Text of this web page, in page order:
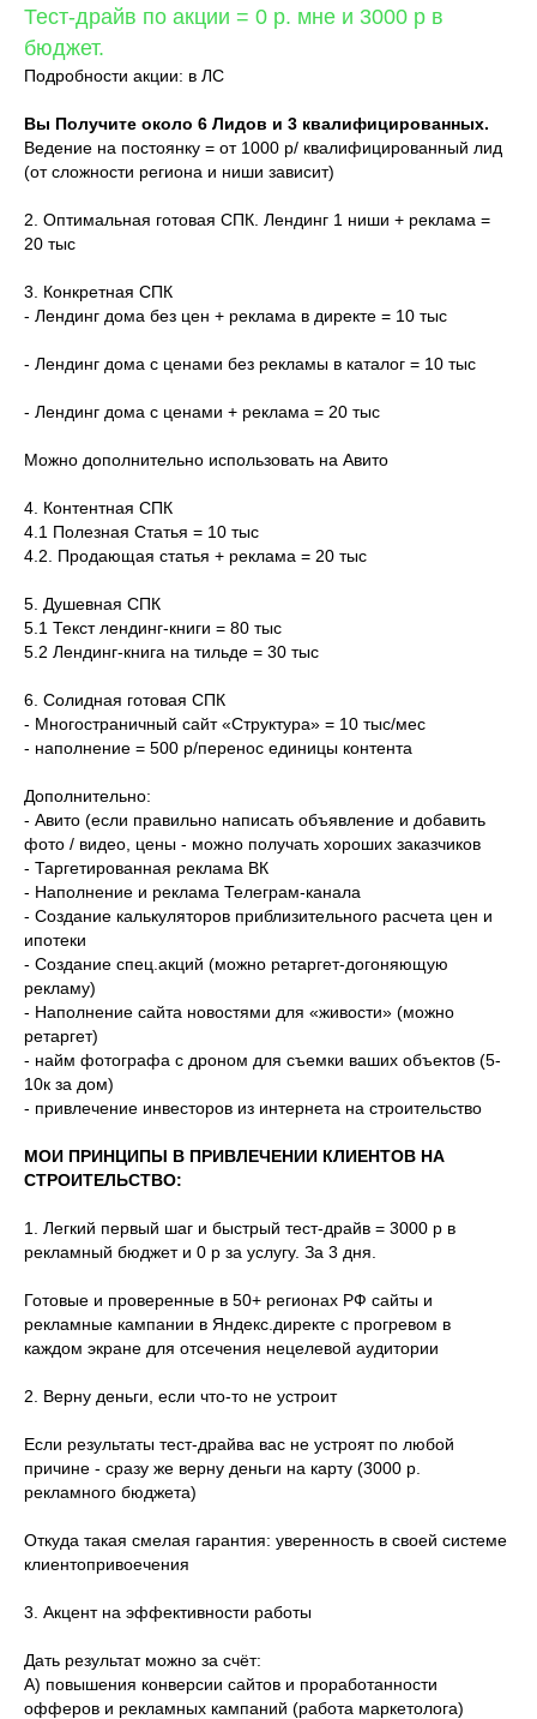
Тест-драйв по акции = 0 р. мне и 3000 р в
бюджет.
Подробности акции: в ЛС
Вы Получите около 6 Лидов и 3 квалифицированных.
Ведение на постоянку = от 1000 р/ квалифицированный лид
(от сложности региона и ниши зависит)
2. Оптимальная готовая СПК. Лендинг 1 ниши + реклама =
20 тыс
3. Конкретная СПК
- Лендинг дома без цен + реклама в директе = 10 тыс
- Лендинг дома с ценами без рекламы в каталог = 10 тыс
- Лендинг дома с ценами + реклама = 20 тыс
Можно дополнительно использовать на Авито
4. Контентная СПК
4.1 Полезная Статья = 10 тыс
4.2. Продающая статья + реклама = 20 тыс
5. Душевная СПК
5.1 Текст лендинг-книги = 80 тыс
5.2 Лендинг-книга на тильде = 30 тыс
6. Солидная готовая СПК
- Многостраничный сайт «Структура» = 10 тыс/мес
- наполнение = 500 р/перенос единицы контента
Дополнительно:
- Авито (если правильно написать объявление и добавить
фото / видео, цены - можно получать хороших заказчиков
- Таргетированная реклама ВК
- Наполнение и реклама Телеграм-канала
- Создание калькуляторов приблизительного расчета цен и
ипотеки
- Создание спец.акций (можно ретаргет-догоняющую
рекламу)
- Наполнение сайта новостями для «живости» (можно
ретаргет)
- найм фотографа с дроном для съемки ваших объектов (5-
10к за дом)
- привлечение инвесторов из интернета на строительство
МОИ ПРИНЦИПЫ В ПРИВЛЕЧЕНИИ КЛИЕНТОВ НА
СТРОИТЕЛЬСТВО:
1. Легкий первый шаг и быстрый тест-драйв = 3000 р в
рекламный бюджет и 0 р за услугу. За 3 дня.
Готовые и проверенные в 50+ регионах РФ сайты и
рекламные кампании в Яндекс.директе с прогревом в
каждом экране для отсечения нецелевой аудитории
2. Верну деньги, если что-то не устроит
Если результаты тест-драйва вас не устроят по любой
причине - сразу же верну деньги на карту (3000 р.
рекламного бюджета)
Откуда такая смелая гарантия: уверенность в своей системе
клиентопривоечения
3. Акцент на эффективности работы
Дать результат можно за счёт:
А) повышения конверсии сайтов и проработанности
офферов и рекламных кампаний (работа маркетолога)